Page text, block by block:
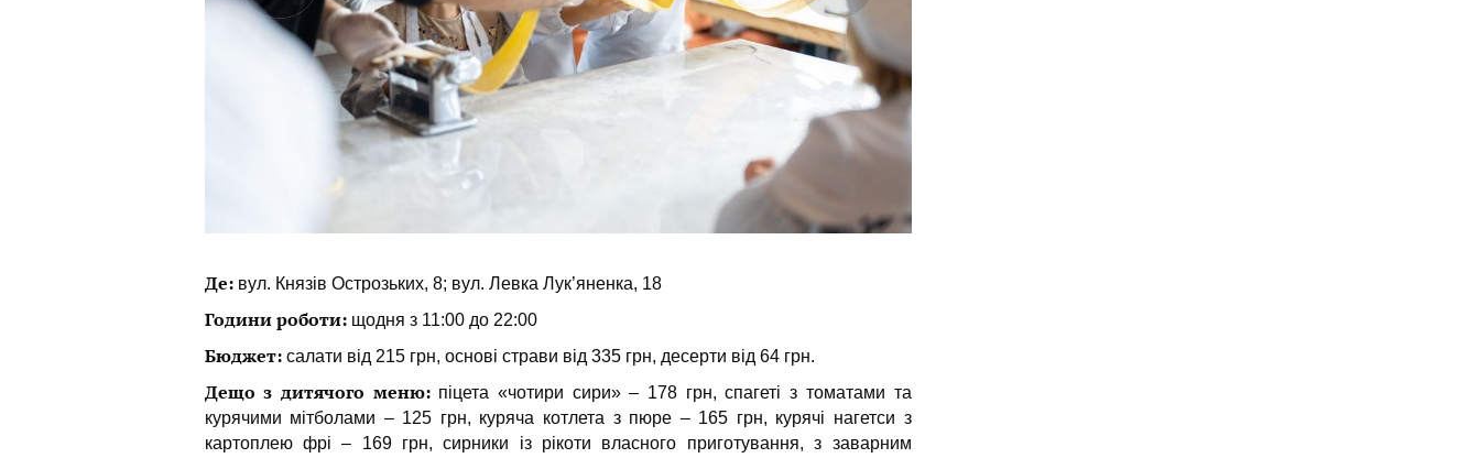
Де:вул. Князів Острозьких, 8; вул. Левка Лук’яненка, 18
Години роботи:щодня з 11:00 до 22:00
Бюджет:салати від 215 грн, основі страви від 335 грн, десерти від 64 грн.
Дещо з дитячого меню:піцета «чотири сири» – 178 грн, спагеті з томатами та
курячими мітболами – 125 грн, куряча котлета з пюре – 165 грн, курячі нагетси з
картоплею фрі – 169 грн, сирники із рікоти власного приготування, з заварним